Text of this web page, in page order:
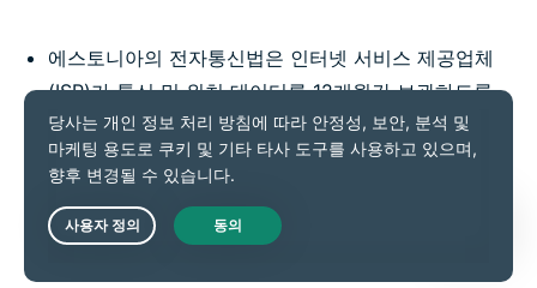
에스토니아의 전자통신법은 인터넷 서비스 제공업체
(ISP)가 통신 및 위치 데이터를 12개월간 보관하도록
규정하고 있습니다.
2021년 에스토니아 대법원은 EU 법원의 판결을 따른
요청할 수 없다고 명시했습니다.